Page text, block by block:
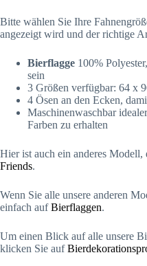
Bitte wählen Sie Ihre
angezeigt wird und der richtige
Bierflagge 100%
sein
3 Größen verfügbar: 64 x
4 Ösen an den Ecken,
Maschinenwaschbar
Farben zu erhalten
Hier ist auch ein anderes Modell,
Friends.
Wenn Sie alle unsere anderen
einfach aufBierflaggen.
Um einen Blick auf alle unsere
klicken Sie auf